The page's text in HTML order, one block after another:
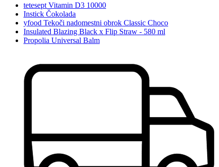
tetesept Vitamin D3 10000
Instick Čokolada
yfood Tekoči nadomestni obrok Classic Choco
Insulated Blazing Black x Flip Straw - 580 ml
Propolia Universal Balm